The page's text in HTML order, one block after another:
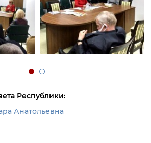
Республики:
Анатольевна